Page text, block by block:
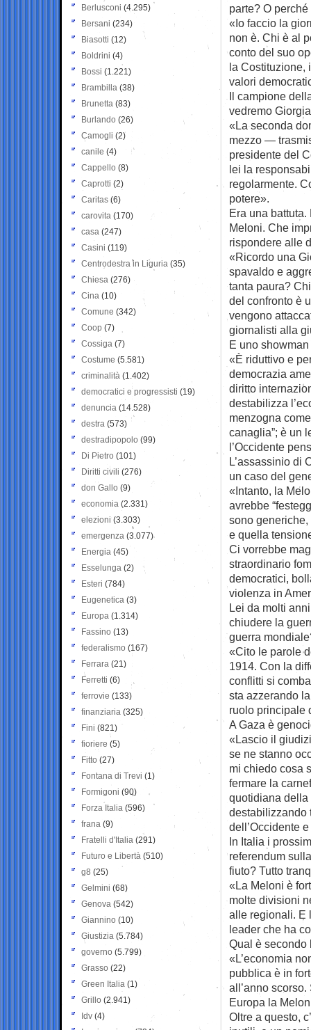
parte? O
«Io faccio la
non è. Chi è al
conto del suo
la Costituzione, i
valori
Il campione
vedremo
«La seconda
mezzo —
presidente del
lei la
regolarmente.
potere».
Era una
Meloni. Che
rispondere alle
«Ricordo una
spavaldo e
tanta paura?
del confronto è
vengono
giornalisti alla
E uno
«È riduttivo e
democrazia
diritto
destabilizza
menzogna
canaglia”; è un
l’Occidente
L’assassinio di
un caso del
«Intanto, la
avrebbe
sono generiche,
e quella
Ci vorrebbe
straordinario
democratici,
violenza in
Lei da molti
chiudere la
guerra
«Cito le parole
1914. Con la
conflitti si
sta azzerando
ruolo principale
A Gaza è
«Lascio il
se ne stanno
mi chiedo cosa
fermare la
quotidiana della
destabilizzando
dell’Occidente
In Italia i
referendum
fiuto? Tutto
«La Meloni è
molte divisioni
alle regionali. E
leader che ha
Qual è secondo
«L’economia
pubblica è in
all’anno
Europa la
Oltre a questo,
Berlusconi (4.295)
Bersani (234)
Biasotti (12)
Boldrini (4)
Bossi (1.221)
Brambilla (38)
Brunetta (83)
Burlando (26)
Camogli (2)
canile (4)
Cappello (8)
Caprotti (2)
Caritas (6)
carovita (170)
casa (247)
Casini (119)
Centrodestra in Liguria (35)
Chiesa (276)
Cina (10)
Comune (342)
Coop (7)
Cossiga (7)
Costume (5.581)
criminalità (1.402)
democratici e progressisti (19)
denuncia (14.528)
destra (573)
destradipopolo (99)
Di Pietro (101)
Diritti civili (276)
don Gallo (9)
economia (2.331)
elezioni (3.303)
emergenza (3.077)
Energia (45)
Esselunga (2)
Esteri (784)
Eugenetica (3)
Europa (1.314)
Fassino (13)
federalismo (167)
Ferrara (21)
Ferretti (6)
ferrovie (133)
finanziaria (325)
Fini (821)
fioriere (5)
Fitto (27)
Fontana di Trevi (1)
Formigoni (90)
Forza Italia (596)
frana (9)
Fratelli d'Italia (291)
Futuro e Libertà (510)
g8 (25)
Gelmini (68)
Genova (542)
Giannino (10)
Giustizia (5.784)
governo (5.799)
Grasso (22)
Green Italia (1)
Grillo (2.941)
Idv (4)